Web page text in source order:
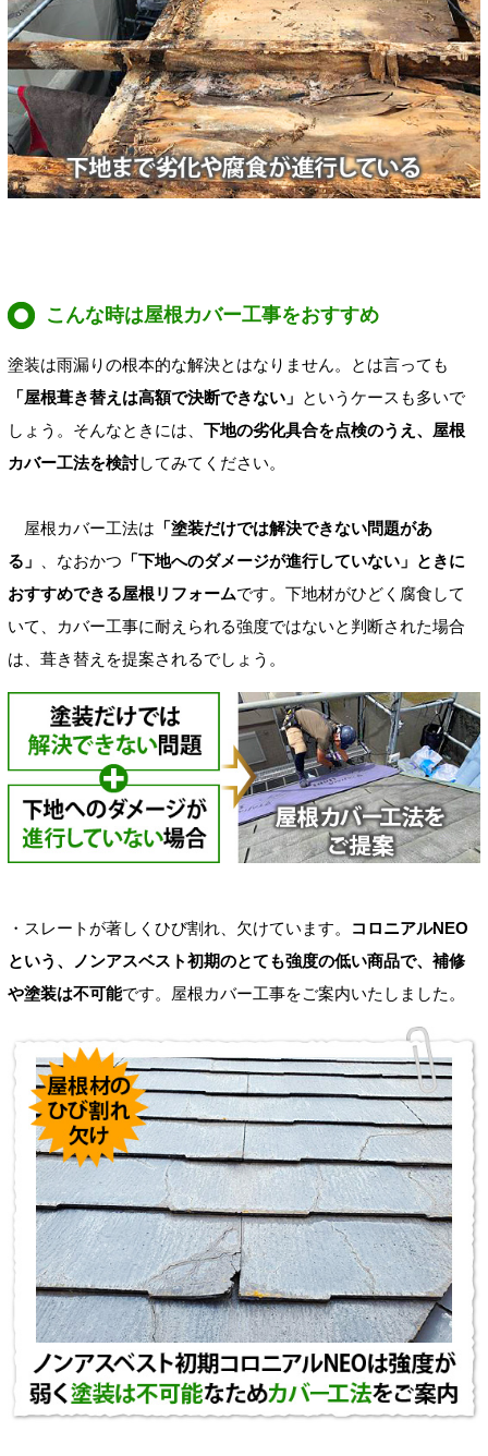
こんな時は屋根カバー工事をおすすめ
塗装は雨漏りの根本的な解決とはなりません。とは言っても
「屋根葺き替えは高額で決断できない」 というケースも多いで
しょう。そんなときには、 下地の劣化具合を点検のうえ、屋根
カバー工法を検討してみてください。
屋根カバー工法は 「塗装だけでは解決できない問題があ
る」
、なおかつ 「下地へのダメージが進行していない」ときに
おすすめできる屋根リフォームです。下地材がひどく腐食して
いて、カバー工事に耐えられる強度ではないと判断された場合
は、葺き替えを提案されるでしょう。
・スレートが著しくひび割れ、欠けています。
コロニアルNEO
という、ノンアスベスト初期のとても強度の低い商品で、補修
や塗装は不可能です。屋根カバー工事をご案内いたしました。